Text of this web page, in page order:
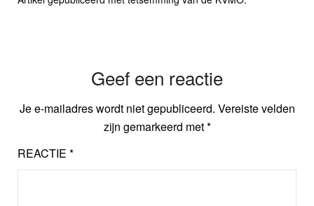
Geef een reactie
Je e-mailadres wordt niet gepubliceerd. Vereiste velden
zijn gemarkeerd met*
REACTIE *